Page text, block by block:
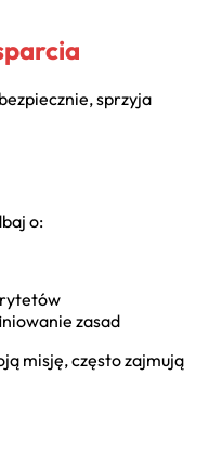
sprzyja
o:
zasad
misję, często zajmują